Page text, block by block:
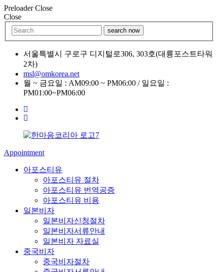
Preloader Close
Close
search now
서울특별시 구로구 디지털로306, 303호(대륭포스트타워
2차)
msl@omkorea.net
월 ~ 금요일 : AM09:00 ~ PM06:00 / 일요일 :
PM01:00~PM06:00
Appointment
아포스티유
아포스티유 절차
아포스티유 번역공증
아포스티유 비용
일본비자
일본비자신청절차
일본비자서류안내
일본비자 자료실
중국비자
중국비자절차